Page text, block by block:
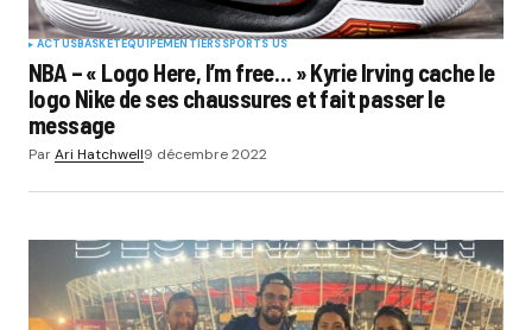
ACTUSBASKETEQUIPEMENTIERSSPORTS US
NBA – « Logo Here, I’m free… » Kyrie Irving cache le
logo Nike de ses chaussures et fait passer le
message
ParAri Hatchwell9 décembre 2022